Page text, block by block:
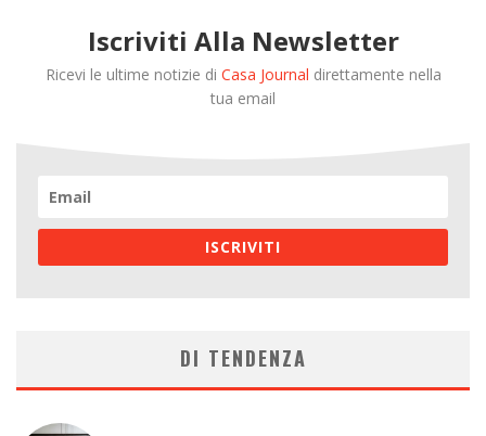
Iscriviti Alla Newsletter
Ricevi le ultime notizie di Casa Journal direttamente nella
tua email
ISCRIVITI
DI TENDENZA